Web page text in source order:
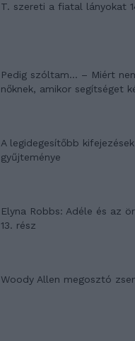
T. szereti a fiatal lányokat
Pedig szóltam… – Miért
nőknek, amikor segítséget
A legidegesítőbb
gyűjteménye
Elyna Robbs: Adéle és az
13. rész
Woody Allen megosztó